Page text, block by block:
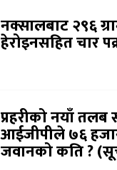
नक्सालबाट २९६
हेरोइनसहित चार
प्रहरीको नयाँ तलब
आईजीपीले ७६
जवानको कति ?